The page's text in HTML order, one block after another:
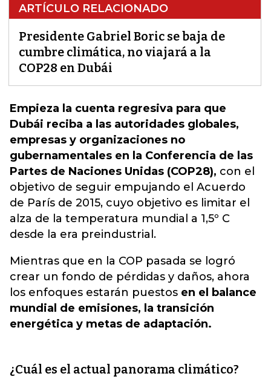
ARTÍCULO RELACIONADO
Presidente Gabriel Boric se baja de
cumbre climática, no viajará a la
COP28 en Dubái
Empieza la cuenta regresiva para que
Dubái reciba a las autoridades globales,
empresas y organizaciones no
gubernamentales en la Conferencia de las
Partes de Naciones Unidas (COP28), con el
objetivo de seguir empujando el Acuerdo
de París de 2015, cuyo objetivo es limitar el
alza de la temperatura mundial a 1,5º C
desde la era preindustrial.
Mientras que en la COP pasada se logró
crear un fondo de pérdidas y daños, ahora
los enfoques estarán puestos en el balance
mundial de emisiones, la transición
energética y metas de adaptación.
¿Cuál es el actual panorama climático?